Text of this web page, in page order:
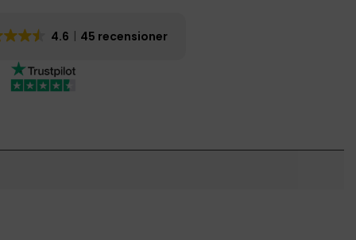
4.6 45 recensioner